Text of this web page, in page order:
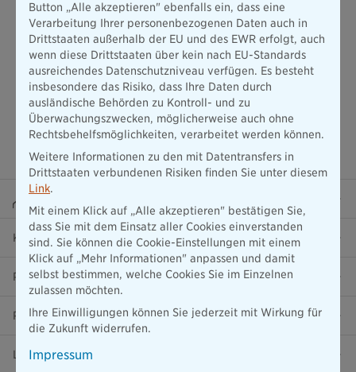
Karriere
Presse
Ratgeber
Lob & Kritik
Button „Alle akzeptieren" ebenfalls ein, dass eine
Verarbeitung Ihrer personenbezogenen Daten auch in
Drittstaaten außerhalb der EU und des EWR erfolgt, auch
wenn diese Drittstaaten über kein nach EU-Standards
ausreichendes Datenschutzniveau verfügen. Es besteht
insbesondere das Risiko, dass Ihre Daten durch
ausländische Behörden zu Kontroll- und zu
Überwachungszwecken, möglicherweise auch ohne
Rechtsbehelfsmöglichkeiten, verarbeitet werden können.
Weitere Informationen zu den mit Datentransfers in
Drittstaaten verbundenen Risiken finden Sie unter diesem
Link.
Mit einem Klick auf „Alle akzeptieren" bestätigen Sie,
dass Sie mit dem Einsatz aller Cookies einverstanden
sind. Sie können die Cookie-Einstellungen mit einem
Klick auf „Mehr Informationen" anpassen und damit
selbst bestimmen, welche Cookies Sie im Einzelnen
zulassen möchten.
Ihre Einwilligungen können Sie jederzeit mit Wirkung für
die Zukunft widerrufen.
Impressum